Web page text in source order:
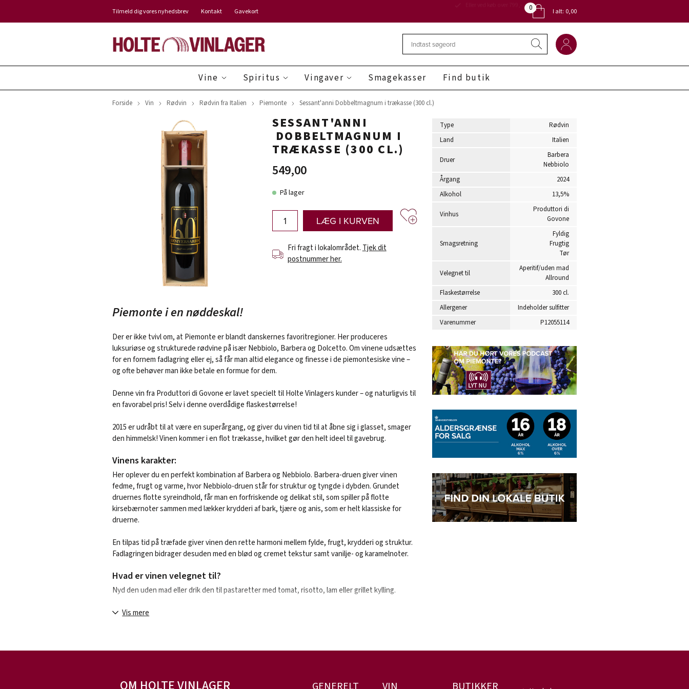
Tilmeld dig vores nyhedsbrev Kontakt Gavekort 0 I alt: 0,00
Vine Spiritus Vingaver Smagekasser Find butik
Forside Vin Rødvin Rødvin fra Italien Piemonte Sessant'anni Dobbeltmagnum i trækasse (300 cl.)
SESSANT'ANNI
DOBBELTMAGNUM I
TRÆKASSE (300 CL.)
549,00
På lager
LÆG I KURVEN
Fri fragt i lokalområdet.Tjek dit
postnummer her.
Piemonte i en nøddeskal!
Der er ikke tvivl om, at Piemonte er blandt danskernes favoritregioner. Her produceres
luksuriøse og strukturede rødvine på især Nebbiolo, Barbera og Dolcetto. Om vinene udsættes
for en fornem fadlagring eller ej, så får man altid elegance og finesse i de piemontesiske vine –
og ofte behøver man ikke betale en formue for dem.
Denne vin fra Produttori di Govone er lavet specielt til Holte Vinlagers kunder – og naturligvis til
en favorabel pris! Selv i denne overdådige flaskestørrelse!
2015 er udråbt til at være en superårgang, og giver du vinen tid til at åbne sig i glasset, smager
den himmelsk! Vinen kommer i en flot trækasse, hvilket gør den helt ideel til gavebrug.
Vinens karakter:
Her oplever du en perfekt kombination af Barbera og Nebbiolo. Barbera-druen giver vinen
fedme, frugt og varme, hvor Nebbiolo-druen står for struktur og tyngde i dybden. Grundet
druernes flotte syreindhold, får man en forfriskende og delikat stil, som spiller på flotte
kirsebærnoter sammen med lækker krydderi af bark, tjære og anis, som er helt klassiske for
druerne.
En tilpas tid på træfade giver vinen den rette harmoni mellem fylde, frugt, krydderi og struktur.
Fadlagringen bidrager desuden med en blød og cremet tekstur samt vanilje- og karamelnoter.
Hvad er vinen velegnet til?
Nyd den uden mad eller drik den til pastaretter med tomat, risotto, lam eller grillet kylling.
Serveringstemperatur cirka 17 grader.
Vinen er fremstillet på Nebbiolo og Barbera, som har fået en opfedende fadlagring.
Kooperativet, Produttori di Govone, med Agostino i spidsen, har været aktivt siden 1957, hvor
Vis mere
Type
Rødvin
Land
Italien
Druer
Barbera
Nebbiolo
Årgang
2024
Alkohol
13,5%
Vinhus
Produttori di
Govone
Smagsretning
Fyldig
Frugtig
Tør
Velegnet til
Aperitif/uden mad
Allround
Flaskestørrelse
300 cl.
Allergener
Indeholder sulfitter
Varenummer
P12055114